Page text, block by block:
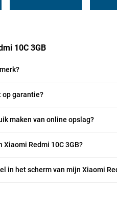
10C 3GB
op garantie?
maken van online opslag?
Redmi 10C 3GB?
in het scherm van mijn Xiaomi